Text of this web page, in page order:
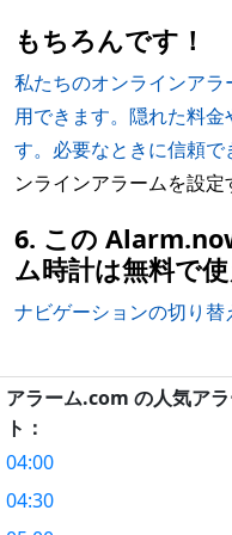
もちろんです！
私たちのオンラインア
用できます。隠れた料
す。必要なときに信頼で
ンラインアラームを設定
6. この
ム時計は無料で
ナビゲーションの切り替
アラーム.com の人気ア
ト：
04:00
04:30